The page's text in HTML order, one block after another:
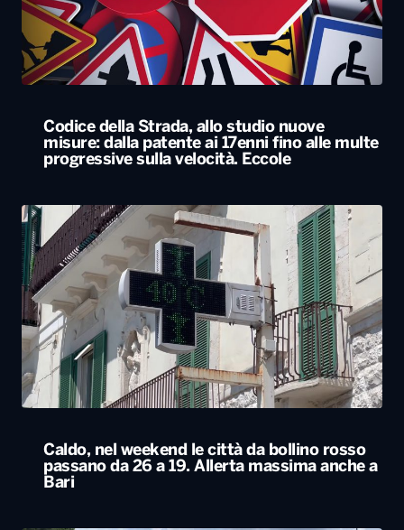
Codice della Strada, allo studio nuove
misure: dalla patente ai 17enni fino alle multe
progressive sulla velocità. Eccole
Caldo, nel weekend le città da bollino rosso
passano da 26 a 19. Allerta massima anche a
Bari